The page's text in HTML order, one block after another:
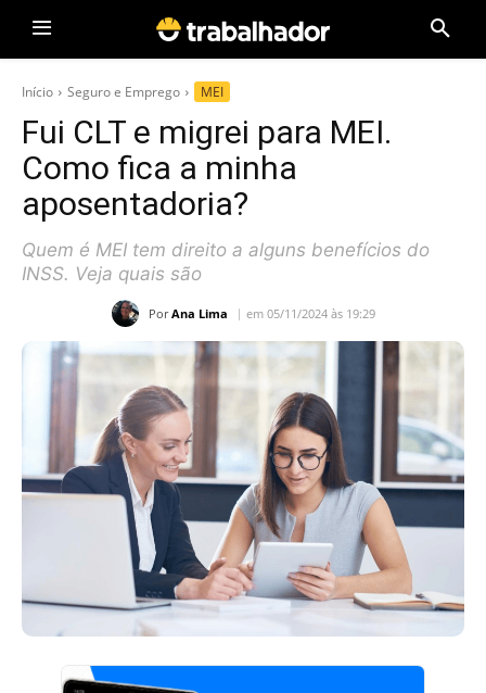
Início Seguro e Emprego MEI
Fui CLT e migrei para MEI.
Como fica a minha
aposentadoria?
Quem é MEI tem direito a alguns benefícios do
INSS. Veja quais são
Por Ana Lima em 05/11/2024 às 19:29